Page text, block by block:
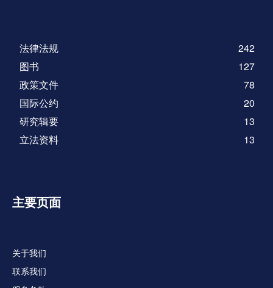
法律法规
242
图书
127
政策文件
78
国际公约
20
研究辑要
13
立法资料
13
主要页面
关于我们
联系我们